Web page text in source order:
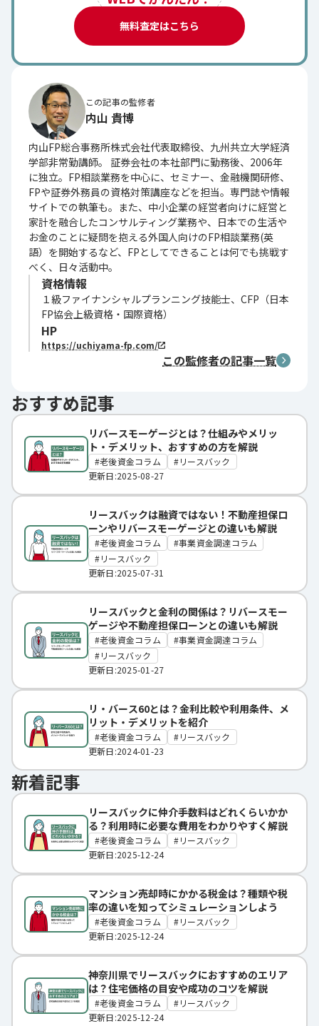
無料査定はこちら
この記事の監修者
内山 貴博
内山FP総合事務所株式会社代表取締役、九州共立大学経済
学部非常勤講師。 証券会社の本社部門に勤務後、2006年
に独立。FP相談業務を中心に、セミナー、金融機関研修、
FPや証券外務員の資格対策講座などを担当。専門誌や情報
サイトでの執筆も。また、中小企業の経営者向けに経営と
家計を融合したコンサルティング業務や、日本での生活や
お金のことに疑問を抱える外国人向けのFP相談業務(英
語）を開始するなど、FPとしてできることは何でも挑戦す
べく、日々活動中。
資格情報
１級ファイナンシャルプランニング技能士、CFP（日本
FP協会上級資格・国際資格）
HP
https://uchiyama-fp.com/
この監修者の記事一覧
おすすめ記事
リバースモーゲージとは？仕組みやメリッ
ト・デメリット、おすすめの方を解説
老後資金コラム
リースバック
更新日:2025-08-27
リースバックは融資ではない！不動産担保ロ
ーンやリバースモーゲージとの違いも解説
老後資金コラム
事業資金調達コラム
リースバック
更新日:2025-07-31
リースバックと金利の関係は？リバースモー
ゲージや不動産担保ローンとの違いも解説
老後資金コラム
事業資金調達コラム
リースバック
更新日:2025-01-27
リ・バース60とは？金利比較や利用条件、メ
リット・デメリットを紹介
老後資金コラム
リースバック
更新日:2024-01-23
新着記事
リースバックに仲介手数料はどれくらいかか
る？利用時に必要な費用をわかりやすく解説
老後資金コラム
リースバック
更新日:2025-12-24
マンション売却時にかかる税金は？種類や税
率の違いを知ってシミュレーションしよう
老後資金コラム
リースバック
更新日:2025-12-24
神奈川県でリースバックにおすすめのエリア
は？住宅価格の目安や成功のコツを解説
老後資金コラム
リースバック
更新日:2025-12-24